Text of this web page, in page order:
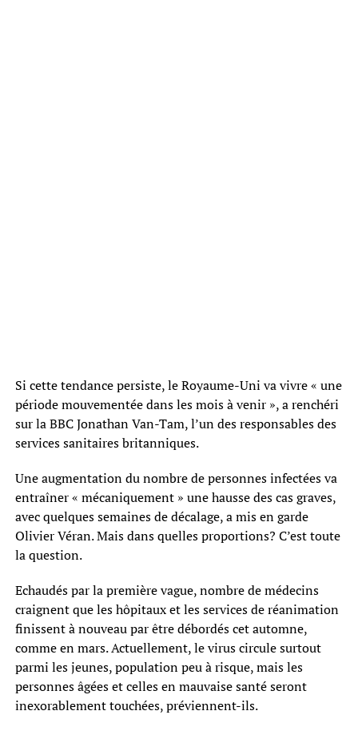
Si cette tendance persiste, le Royaume-Uni va vivre « une
période mouvementée dans les mois à venir », a renchéri
sur la BBC Jonathan Van-Tam, l’un des responsables des
services sanitaires britanniques.
Une augmentation du nombre de personnes infectées va
entraîner « mécaniquement » une hausse des cas graves,
avec quelques semaines de décalage, a mis en garde
Olivier Véran. Mais dans quelles proportions? C’est toute
la question.
Echaudés par la première vague, nombre de médecins
craignent que les hôpitaux et les services de réanimation
finissent à nouveau par être débordés cet automne,
comme en mars. Actuellement, le virus circule surtout
parmi les jeunes, population peu à risque, mais les
personnes âgées et celles en mauvaise santé seront
inexorablement touchées, préviennent-ils.